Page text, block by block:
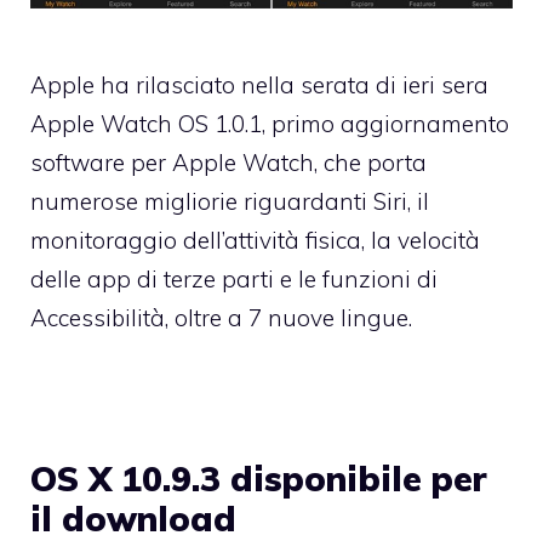
Apple ha rilasciato nella serata di ieri sera
Apple Watch OS 1.0.1, primo aggiornamento
software per Apple Watch, che porta
numerose migliorie riguardanti Siri, il
monitoraggio dell’attività fisica, la velocità
delle app di terze parti e le funzioni di
Accessibilità, oltre a 7 nuove lingue.
OS X 10.9.3 disponibile per
il download